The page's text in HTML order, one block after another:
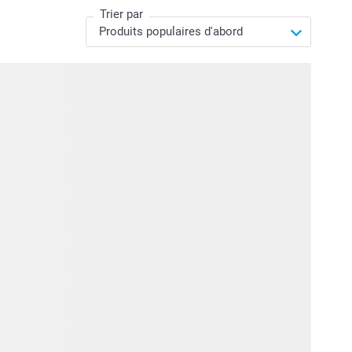
Trier par